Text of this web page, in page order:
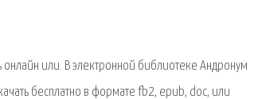
или. В электронной библиотеке Андронум
бесплатно в формате fb2, epub, doc, или